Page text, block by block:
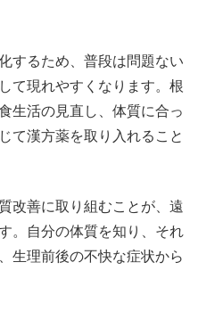
するため、普段は問題ない
て現れやすくなります。根
生活の見直し、体質に合っ
て漢方薬を取り入れること
改善に取り組むことが、遠
。自分の体質を知り、それ
生理前後の不快な症状から